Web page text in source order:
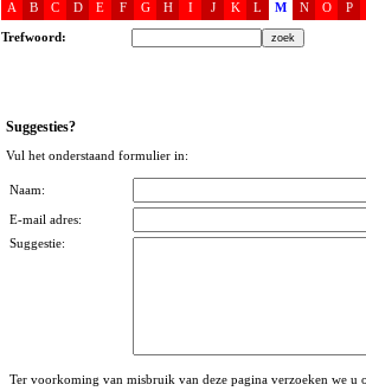
A B C D E F G H I J K L M N O P
Trefwoord:
Suggesties?
Vul het onderstaand formulier in:
Naam:
E-mail adres:
Suggestie:
Ter voorkoming van misbruik van deze pagina verzoeken we u